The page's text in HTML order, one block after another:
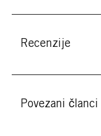
Recenzije
Povezani članci